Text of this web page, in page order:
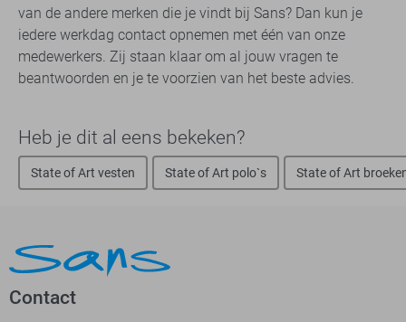
van de andere merken die je vindt bij Sans? Dan kun je
iedere werkdag contact opnemen met één van onze
medewerkers. Zij staan klaar om al jouw vragen te
beantwoorden en je te voorzien van het beste advies.
Heb je dit al eens bekeken?
State of Art vesten State of Art polo`s State of Art
Contact